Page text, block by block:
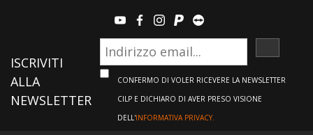
youtubefacebook
instagram
paypalteamviewer
ISCRIVITI
ALLA
NEWSLETTER
CONFERMO DI VOLER RICEVERE LA NEWSLETTER
CILP E DICHIARO DI AVER PRESO VISIONE
DELL'INFORMATIVA PRIVACY.